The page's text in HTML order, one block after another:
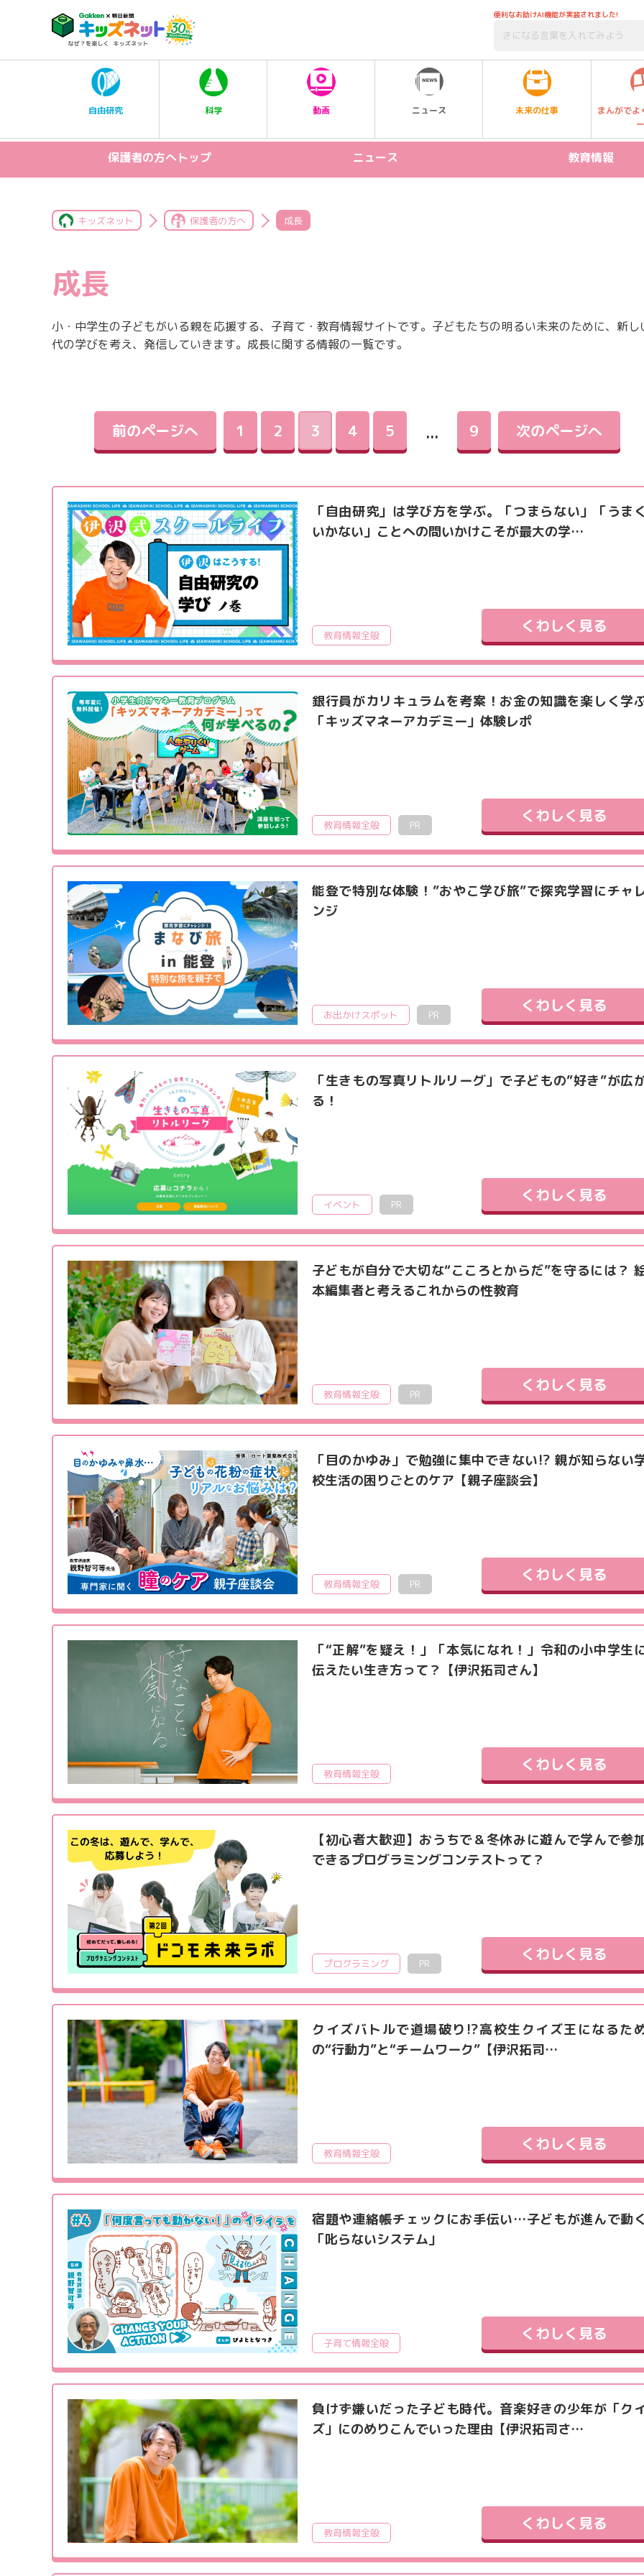
便利なお助けAI機能が実装されました!
自由研究 科学 動画 ニュース 未来の仕事
まんがでよ
保護者の方へトップ ニュース 教育情報
教育情報全般
キッズネット 保護者の方へ 成長
成長
小・中学生の子どもがいる親を応援する、子育て・教育情報サイトです。子どもたちの明るい未来のために、新し
代の学びを考え、発信していきます。成長に関する情報の一覧です。
前のページへ 1 2 3 4 5 ... 9 次のページへ
「自由研究」は学び方を学ぶ。「つまらない」「うま
いかない」ことへの問いかけこそが最大の学…
教育情報全般 くわしく見る
銀行員がカリキュラムを考案！お金の知識を楽しく学
「キッズマネーアカデミー」体験レポ
教育情報全般 PR くわしく見る
能登で特別な体験！”おやこ学び旅”で探究学習にチャ
ンジ
お出かけスポット PR くわしく見る
「生きもの写真リトルリーグ」で子どもの”好き”が広
る！
イベント PR くわしく見る
子どもが自分で大切な“こころとからだ”を守るには？
本編集者と考えるこれからの性教育
教育情報全般 PR くわしく見る
「目のかゆみ」で勉強に集中できない!? 親が知らない
校生活の困りごとのケア【親子座談会】
教育情報全般 PR くわしく見る
「“正解”を疑え！」「本気になれ！」令和の小中学生
伝えたい生き方って？【伊沢拓司さん】
教育情報全般 くわしく見る
【初心者大歓迎】おうちで＆冬休みに遊んで学んで参
できるプログラミングコンテストって？
プログラミング PR くわしく見る
クイズバトルで道場破り!?高校生クイズ王になるた
の“行動力”と“チームワーク”【伊沢拓司…
教育情報全般 くわしく見る
宿題や連絡帳チェックにお手伝い…子どもが進んで動
「叱らないシステム」
子育て情報全般 くわしく見る
負けず嫌いだった子ども時代。音楽好きの少年が「ク
ズ」にのめりこんでいった理由【伊沢拓司さ…
教育情報全般 くわしく見る